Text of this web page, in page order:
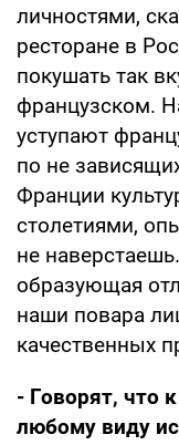
личностями,
ресторане в
покушать так
французском.
уступают
по не
Франции
столетиями,
не
образующая
наши повара
качественных
- Говорят, что
любому виду